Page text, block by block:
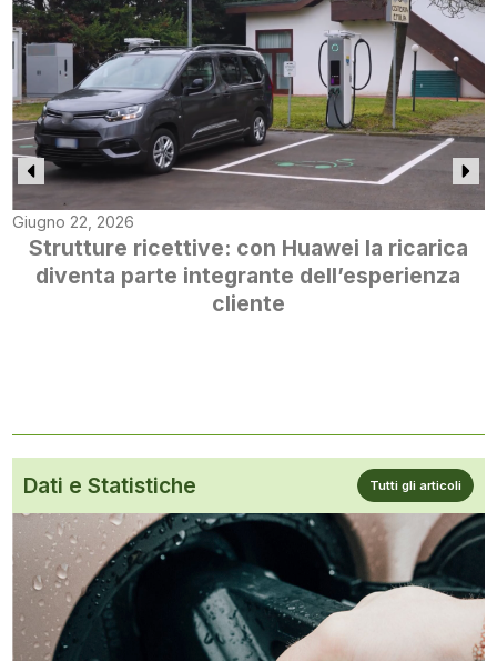
Giugno 22, 2026
Strutture ricettive: con Huawei la ricarica
diventa parte integrante dell’esperienza
cliente
Dati e Statistiche Tutti gli articoli